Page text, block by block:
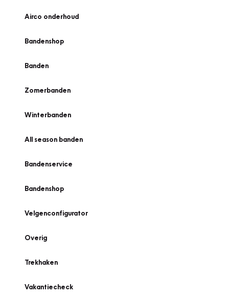
Airco onderhoud
Bandenshop
Banden
Zomerbanden
Winterbanden
All season banden
Bandenservice
Bandenshop
Velgenconfigurator
Overig
Trekhaken
Vakantiecheck